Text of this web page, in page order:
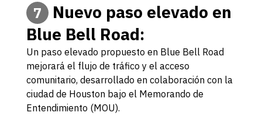
7
Nuevo paso elevado en
Blue Bell Road:
Un paso elevado propuesto en Blue Bell Road
mejorará el flujo de tráfico y el acceso
comunitario, desarrollado en colaboración con la
ciudad de Houston bajo el Memorando de
Entendimiento (MOU).